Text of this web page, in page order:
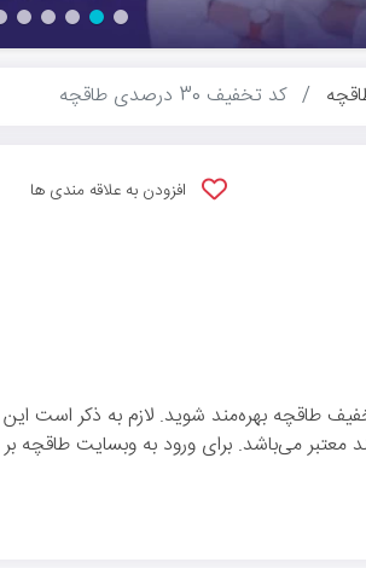
کد تخفیف 30 درصدی طاقچه
افزودن به علاقه مندی ها
کردن کد تخفیف می‌توانید از %30 تخفیف طاقچه بهره‌مند شوید. لازم به ذکر است این
کنند معتبر می‌باشد. برای ورود به وبسایت طاقچه بر